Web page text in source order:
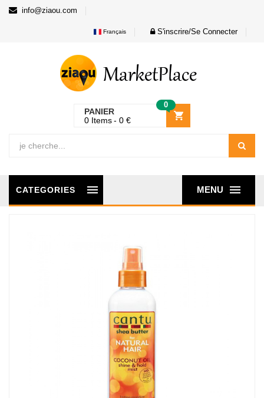
info@ziaou.com
Français S'inscrire/Se Connecter
PANIER
0
0 Items 0 €
MENU
CATEGORIES